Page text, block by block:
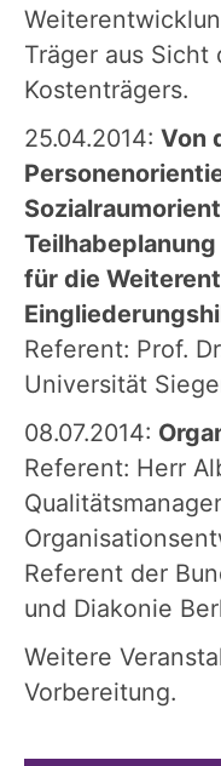
Träger aus Sicht
Kostenträgers.
25.04.2014: Von
für die
Referent: Prof.
Universität
08.07.2014:
Referent: Herr
Referent der
und Diakonie
Weitere
Vorbereitung.